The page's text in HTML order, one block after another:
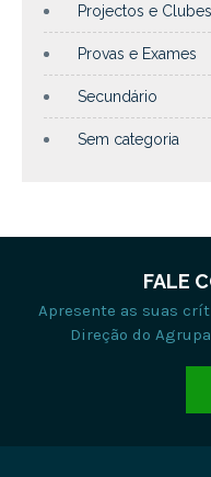
Projectos e Clubes
Provas e Exames
Secundário
Sem categoria
FALE
Apresente as suas
Direção do